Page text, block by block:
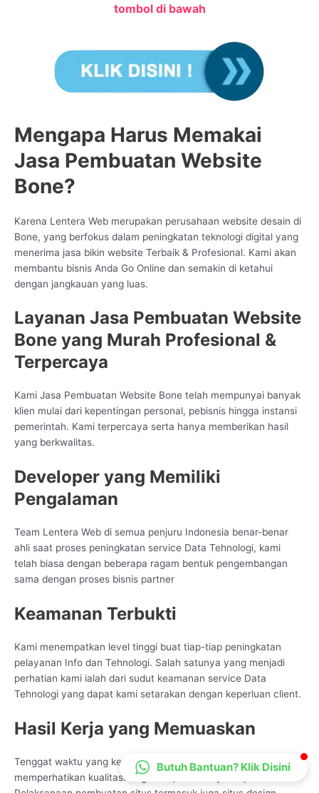
tombol di bawah
Mengapa Harus Memakai
Jasa Pembuatan Website
Bone?
Karena Lentera Web merupakan perusahaan website desain di
Bone, yang berfokus dalam peningkatan teknologi digital yang
menerima jasa bikin website Terbaik & Profesional. Kami akan
membantu bisnis Anda Go Online dan semakin di ketahui
dengan jangkauan yang luas.
Layanan Jasa Pembuatan Website
Bone yang Murah Profesional &
Terpercaya
Kami Jasa Pembuatan Website Bone telah mempunyai banyak
klien mulai dari kepentingan personal, pebisnis hingga instansi
pemerintah. Kami terpercaya serta hanya memberikan hasil
yang berkwalitas.
Developer yang Memiliki
Pengalaman
Team Lentera Web di semua penjuru Indonesia benar-benar
ahli saat proses peningkatan service Data Tehnologi, kami
telah biasa dengan beberapa ragam bentuk pengembangan
sama dengan proses bisnis partner
Keamanan Terbukti
Kami menempatkan level tinggi buat tiap-tiap peningkatan
pelayanan Info dan Tehnologi. Salah satunya yang menjadi
perhatian kami ialah dari sudut keamanan service Data
Tehnologi yang dapat kami setarakan dengan keperluan client.
Hasil Kerja yang Memuaskan
Tenggat waktu yang ketat bukan alasan bagi kami tak
memperhatikan kualitas. Bagi kami, kualitas yakni prioritas.
CS Lenteraweb
Online
Butuh Bantuan? Klik Disini